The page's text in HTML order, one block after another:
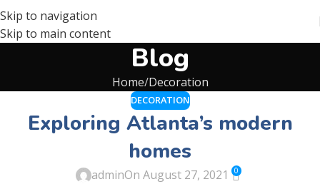
Skip to navigation
Skip to main content
Blog
Home Decoration
DECORATION
Exploring Atlanta’s modern
homes
adminOn August 27, 2021 0